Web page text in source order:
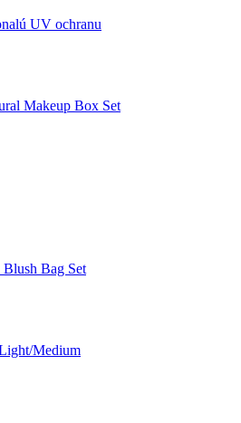
UV ochranu
Makeup Box Set
Bag Set
Medium